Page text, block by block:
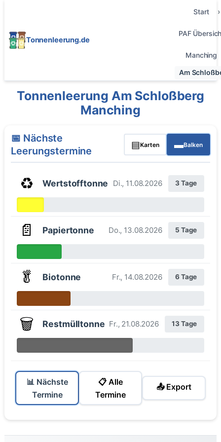
Tonnenleerung.de
Start
PAF
Manching
Am
Tonnenleerung Am Schloßberg
Manching
📅 Nächste
Leerungstermine
▤Karten ▬Balken
♻️ Wertstofftonne Di., 11.08.2026 3 Tage
📄 Papiertonne Do., 13.08.2026 5 Tage
🥬 Biotonne Fr., 14.08.2026 6 Tage
🗑️ Restmülltonne Fr., 21.08.2026 13 Tage
📊 Nächste
Termine
📋 Alle
Termine
📤 Export